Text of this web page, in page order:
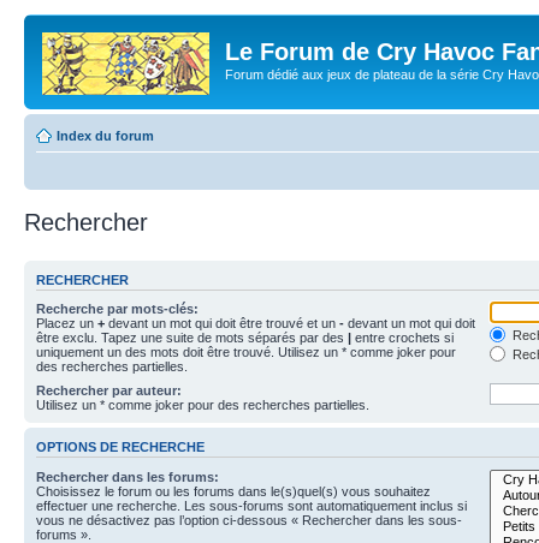
Le Forum de Cry Havoc
Forum dédié aux jeux de plateau de la série Cry
Index du forum
Rechercher
RECHERCHER
Recherche par mots-clés:
Placez un + devant un mot qui doit être trouvé et un - devant un mot qui doit
être exclu. Tapez une suite de mots séparés par des | entre crochets si
uniquement un des mots doit être trouvé. Utilisez un * comme joker pour
des recherches partielles.
Rechercher par auteur:
Utilisez un * comme joker pour des recherches partielles.
OPTIONS DE RECHERCHE
Rechercher dans les forums:
Choisissez le forum ou les forums dans le(s)quel(s) vous souhaitez
effectuer une recherche. Les sous-forums sont automatiquement inclus si
vous ne désactivez pas l’option ci-dessous « Rechercher dans les sous-
forums ».